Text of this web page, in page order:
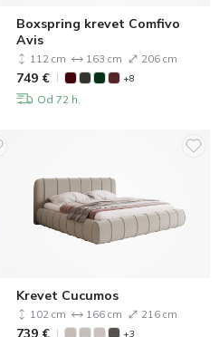
Boxspring krevet Comfivo
Avis
112 cm 163 cm 206 cm
749 € +8
Od 72 h.
Krevet Cucumos
102 cm 166 cm 216 cm
739 € +3